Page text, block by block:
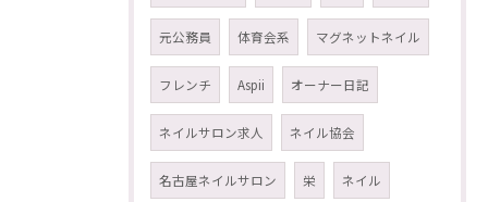
元公務員 体育会系 マグネットネイル
フレンチ Aspii オーナー日記
ネイルサロン求人 ネイル協会
名古屋ネイルサロン 栄 ネイル